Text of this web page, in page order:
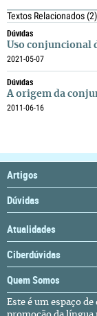
Textos Relacionados(2)
Dúvidas
Uso conjuncional
2021-05-07
Dúvidas
A origem da
2011-06-16
Artigos
Dúvidas
Atualidades
Ciberdúvidas
Quem Somos
Este é um espaço